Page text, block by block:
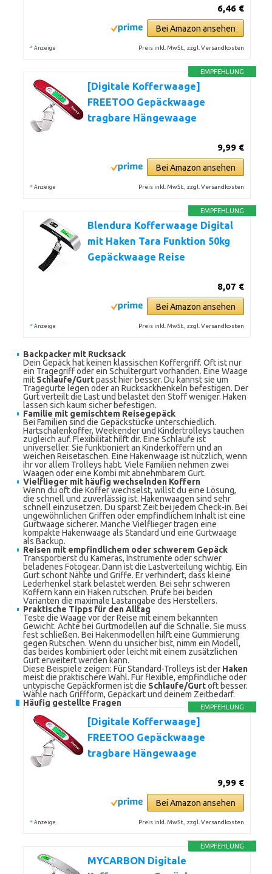
6,46 €
Bei Amazon ansehen
* Anzeige Preis inkl. MwSt., zzgl. Versandkosten
EMPFEHLUNG
[Digitale Kofferwaage]
FREETOO Gepäckwaage
tragbare Hängewaage
9,99 €
Bei Amazon ansehen
* Anzeige Preis inkl. MwSt., zzgl. Versandkosten
EMPFEHLUNG
Blendura Kofferwaage Digital
mit Haken Tara Funktion 50kg
Gepäckwaage Reise
8,07 €
Bei Amazon ansehen
* Anzeige Preis inkl. MwSt., zzgl. Versandkosten
Backpacker mit Rucksack
Dein Gepäck hat keinen klassischen Koffergriff. Oft ist nur
ein Tragegriff oder ein Schultergurt vorhanden. Eine Waage
mit Schlaufe/Gurtpasst hier besser. Du kannst sie um
Tragegurte legen oder an Rucksackhenkeln befestigen. Der
Gurt verteilt die Last und belastet den Stoff weniger. Haken
lassen sich kaum sicher befestigen.
Familie mit gemischtem Reisegepäck
Bei Familien sind die Gepäckstücke unterschiedlich.
Hartschalenkoffer, Weekender und Kindertrolleys tauchen
zugleich auf. Flexibilität hilft dir. Eine Schlaufe ist
universeller. Sie funktioniert an Kinderkoffern und an
weichen Reisetaschen. Eine Hakenwaage ist nützlich, wenn
ihr vor allem Trolleys habt. Viele Familien nehmen zwei
Waagen oder eine Kombi mit abnehmbarem Gurt.
Vielflieger mit häufig wechselnden Koffern
Wenn du oft die Koffer wechselst, willst du eine Lösung,
die schnell und zuverlässig ist. Hakenwaagen sind sehr
schnell einzusetzen. Du sparst Zeit bei jedem Check-in. Bei
ungewöhnlichen Griffen oder empfindlichem Inhalt ist eine
Gurtwaage sicherer. Manche Vielflieger tragen eine
kompakte Hakenwaage als Standard und eine Gurtwaage
als Backup.
Reisen mit empfindlichem oder schwerem Gepäck
Transportierst du Kameras, Instrumente oder schwer
beladenes Fotogear. Dann ist die Lastverteilung wichtig. Ein
Gurt schont Nähte und Griffe. Er verhindert, dass kleine
Lederhenkel stark belastet werden. Bei sehr schweren
Koffern kann ein Haken rutschen. Prüfe bei beiden
Varianten die maximale Lastangabe des Herstellers.
Praktische Tipps für den Alltag
Teste die Waage vor der Reise mit einem bekannten
Gewicht. Achte bei Gurtmodellen auf die Schnalle. Sie muss
fest schließen. Bei Hakenmodellen hilft eine Gummierung
gegen Rutschen. Wenn du unsicher bist, nimm ein Modell,
das beides kombiniert oder leicht mit einem zusätzlichen
Gurt erweitert werden kann.
Diese Beispiele zeigen: Für Standard-Trolleys ist der Haken
meist die praktischere Wahl. Für flexible, empfindliche oder
untypische Gepäckformen ist die Schlaufe/Gurtoft besser.
Wähle nach Griffform, Gepäckart und deinem Zeitbedarf.
Häufig gestellte Fragen
EMPFEHLUNG
[Digitale Kofferwaage]
FREETOO Gepäckwaage
tragbare Hängewaage
9,99 €
Bei Amazon ansehen
* Anzeige Preis inkl. MwSt., zzgl. Versandkosten
EMPFEHLUNG
MYCARBON Digitale